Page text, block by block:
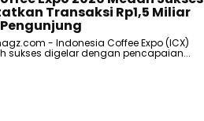
Transaksi Rp1,5 Miliar
- Indonesia Coffee Expo (ICX)
sukses digelar dengan pencapaian...